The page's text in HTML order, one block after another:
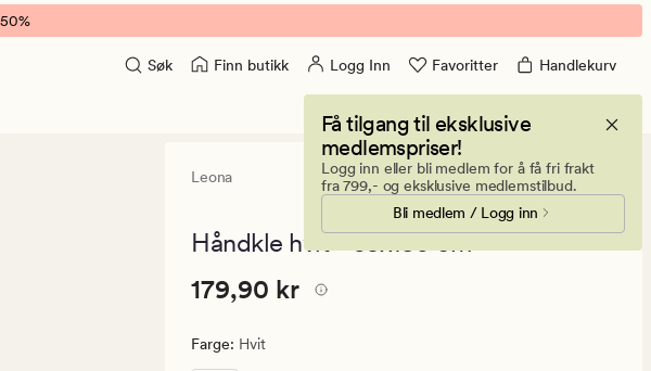
Søk Finn butikk Logg Inn Favoritter Handlekurv
Få tilgang til eksklusive
medlemspriser!
Logg inn eller bli medlem for å få fri frakt
fra 799,- og eksklusive medlemstilbud.
Bli medlem / Logg inn
Leona
39
anmeldelser
en
3.5 (39)
Håndkle hvit - 65x130 cm
Pris
179,90
kr.
Vanlig
Pris 179,90 kr
179,90 kr
Farge: Hvit